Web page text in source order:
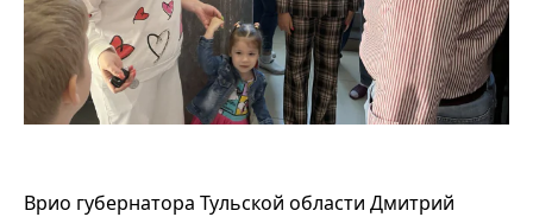
Врио губернатора Тульской области Дмитрий